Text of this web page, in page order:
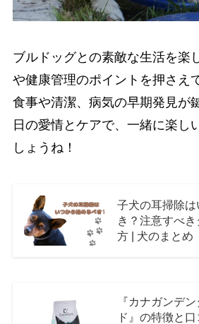
ブルドッグとの素敵な生活を楽
や健康管理のポイントを押さえ
食事や清潔、病気の早期発見が
日の愛情とケアで、一緒に楽し
しょうね！
子犬の耳掃除
き？注意すべ
方 | 犬のまとめ
『カナガンデ
ド』の特徴と